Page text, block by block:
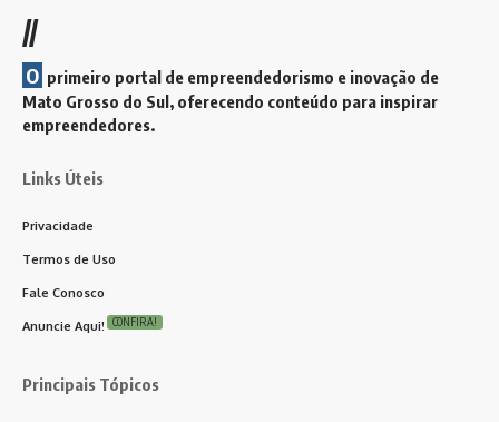
//
O primeiro portal de empreendedorismo e inovação de
Mato Grosso do Sul, oferecendo conteúdo para inspirar
empreendedores.
Links Úteis
Privacidade
Termos de Uso
Fale Conosco
Anuncie Aqui! CONFIRA!
Principais Tópicos